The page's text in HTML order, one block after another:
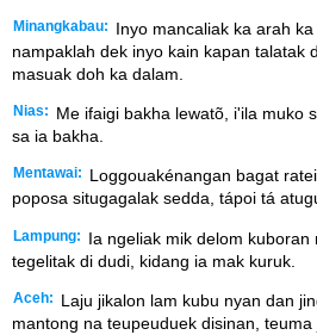
Minangkabau:
Inyo mancaliak ka arah ka
nampaklah dek inyo kain kapan talatak
masuak doh ka dalam.
Nias:
Me ifaigi bakha lewatõ, i'ila muko
sa ia bakha.
Mentawai:
Loggouakénangan bagat
poposa situgagalak sedda, tápoi tá
Lampung:
Ia ngeliak mik delom kuboran
tegelitak di dudi, kidang ia mak kuruk.
Aceh:
Laju jikalon lam kubu nyan dan
mantong na teupeuduek disinan,